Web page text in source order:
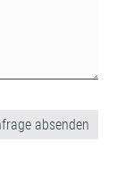
absenden